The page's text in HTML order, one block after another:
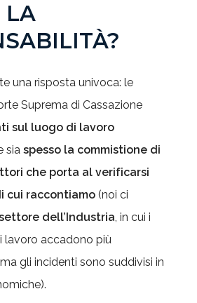
LA
una risposta univoca: le
Suprema di Cassazione
sul luogo di lavoro
sia spesso la commistione di
che porta al verificarsi
cui raccontiamo (noi ci
dell’Industria, in cui i
lavoro accadono più
gli incidenti sono suddivisi in